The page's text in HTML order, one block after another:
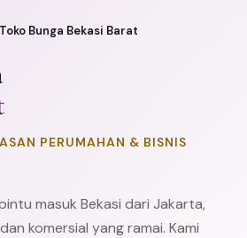
Toko Bunga Bekasi Barat
PERUMAHAN & BISNIS
masuk Bekasi dari Jakarta,
komersial yang ramai. Kami